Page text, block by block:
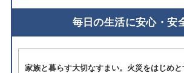
毎日の生活に安心・安
家族と暮らす大切なすまい。火災をはじめ